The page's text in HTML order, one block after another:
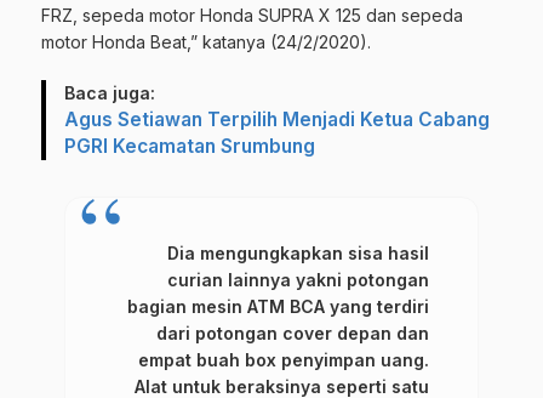
FRZ, sepeda motor Honda SUPRA X 125 dan sepeda
motor Honda Beat,” katanya (24/2/2020).
Baca juga:
Agus Setiawan Terpilih Menjadi Ketua Cabang
PGRI Kecamatan Srumbung
Dia mengungkapkan sisa hasil
curian lainnya yakni potongan
bagian mesin ATM BCA yang terdiri
dari potongan cover depan dan
empat buah box penyimpan uang.
Alat untuk beraksinya seperti satu